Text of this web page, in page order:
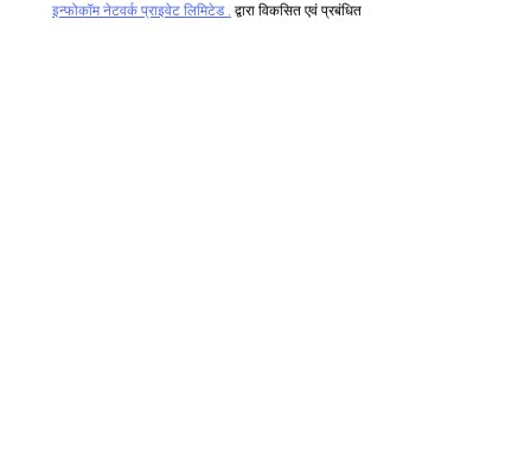
इन्फोकॉम नेटवर्क प्राइवेट लिमिटेड . द्वारा विकसित एवं प्रबंधित